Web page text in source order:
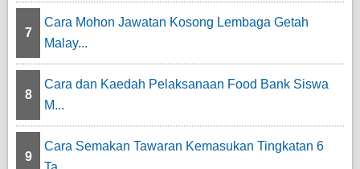
7
Cara Mohon Jawatan Kosong Lembaga Getah
Malay...
8
Cara dan Kaedah Pelaksanaan Food Bank Siswa
M...
9
Cara Semakan Tawaran Kemasukan Tingkatan 6